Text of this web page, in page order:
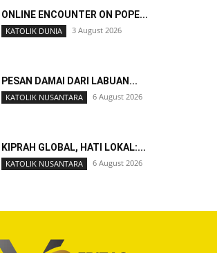
ONLINE ENCOUNTER ON POPE...
KATOLIK DUNIA 3 August 2026
PESAN DAMAI DARI LABUAN...
KATOLIK NUSANTARA 6 August 2026
KIPRAH GLOBAL, HATI LOKAL:...
KATOLIK NUSANTARA 6 August 2026